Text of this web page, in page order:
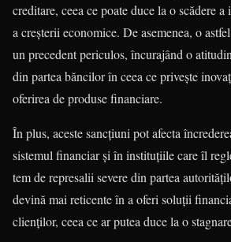
creditare, ceea ce poate duce la o scădere
a creșterii economice. De asemenea, o
un precedent periculos, încurajând o
din partea băncilor în ceea ce privește
oferirea de produse financiare.
În plus, aceste sancțiuni pot afecta
sistemul financiar și în instituțiile care îl
tem de represalii severe din partea
devină mai reticente în a oferi soluții
clienților, ceea ce ar putea duce la o